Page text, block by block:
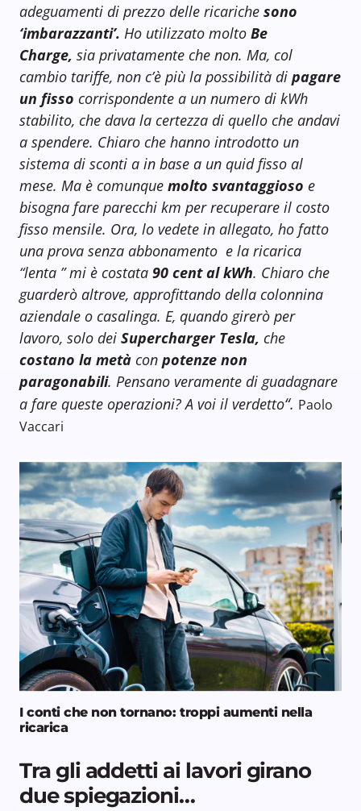
adeguamenti di prezzo delle ricariche sono
‘imbarazzanti’. Ho utilizzato molto Be
Charge, sia privatamente che non. Ma, col
cambio tariffe, non c’è più la possibilità di pagare
un fisso corrispondente a un numero di kWh
stabilito, che dava la certezza di quello che andavi
a spendere. Chiaro che hanno introdotto un
sistema di sconti a in base a un quid fisso al
mese. Ma è comunque molto svantaggioso e
bisogna fare parecchi km per recuperare il costo
fisso mensile. Ora, lo vedete in allegato, ho fatto
una prova senza abbonamento e la ricarica
“lenta ” mi è costata 90 cent al kWh. Chiaro che
guarderò altrove, approfittando della colonnina
aziendale o casalinga. E, quando girerò per
lavoro, solo dei Supercharger Tesla, che
costano la metà con potenze non
paragonabili. Pensano veramente di guadagnare
a fare queste operazioni? A voi il verdetto“. Paolo
Vaccari
I conti che non tornano: troppi aumenti nella
ricarica
Tra gli addetti ai lavori girano
due spiegazioni…